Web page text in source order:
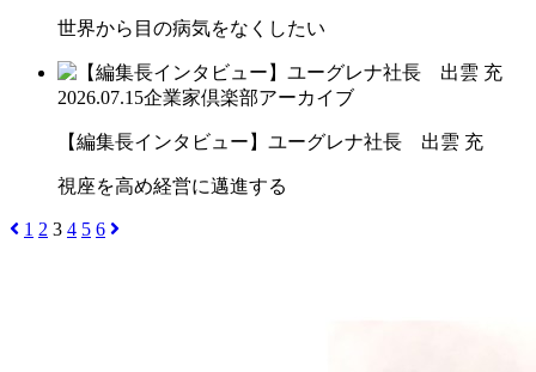
世界から目の病気をなくしたい
2026.07.15企業家倶楽部アーカイブ
【編集長インタビュー】ユーグレナ社長 出雲 充
視座を高め経営に邁進する
1 2 3 4 5 6